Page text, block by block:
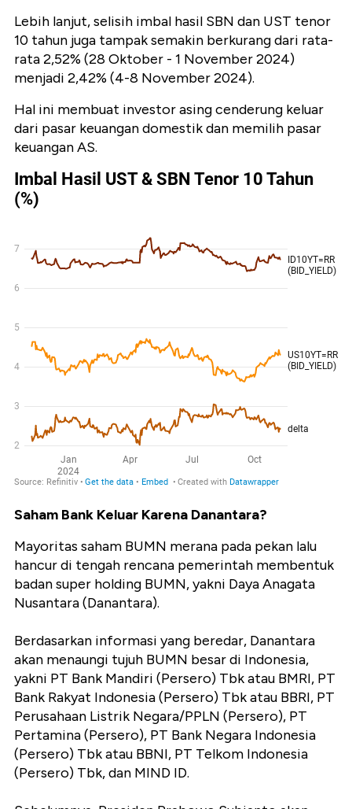
Lebih lanjut, selisih imbal hasil SBN dan UST tenor
10 tahun juga tampak semakin berkurang dari rata-
rata 2,52% (28 Oktober - 1 November 2024)
menjadi 2,42% (4-8 November 2024).
Hal ini membuat investor asing cenderung keluar
dari pasar keuangan domestik dan memilih pasar
keuangan AS.
Saham Bank Keluar Karena Danantara?
Mayoritas saham BUMN merana pada pekan lalu
hancur di tengah rencana pemerintah membentuk
badan super holding BUMN, yakni Daya Anagata
Nusantara (Danantara).
Berdasarkan informasi yang beredar, Danantara
akan menaungi tujuh BUMN besar di Indonesia,
yakni PT Bank Mandiri (Persero) Tbk atau BMRI, PT
Bank Rakyat Indonesia (Persero) Tbk atau BBRI, PT
Perusahaan Listrik Negara/PPLN (Persero), PT
Pertamina (Persero), PT Bank Negara Indonesia
(Persero) Tbk atau BBNI, PT Telkom Indonesia
(Persero) Tbk, dan MIND ID.